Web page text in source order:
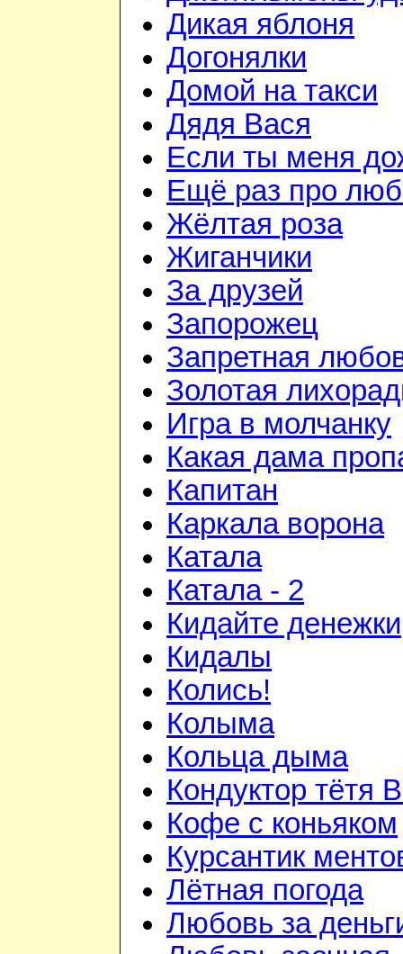
Дикая яблоня
Догонялки
Домой на такси
Дядя Вася
Если ты меня
Ещё раз про
Жёлтая роза
Жиганчики
За друзей
Запорожец
Запретная
Золотая
Игра в молчанку
Какая дама
Капитан
Каркала ворона
Катала
Катала - 2
Кидайте денежки
Кидалы
Колись!
Колыма
Кольца дыма
Кондуктор тётя
Кофе с коньяком
Курсантик
Лётная погода
Любовь за